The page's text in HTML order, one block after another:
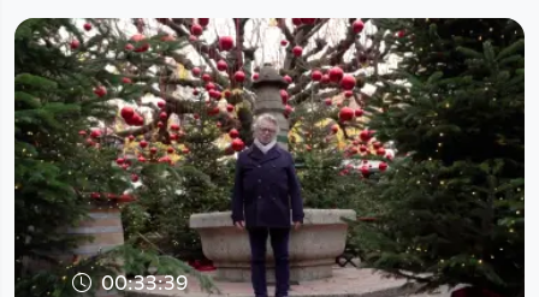
00:33:39